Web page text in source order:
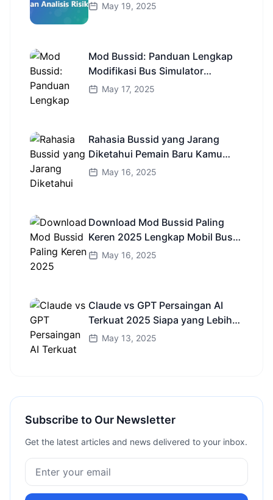
May 19, 2025
Mod Bussid: Panduan Lengkap
Modifikasi Bus Simulator
Indonesia
May 17, 2025
Rahasia Bussid yang Jarang
Diketahui Pemain Baru Kamu
Wajib Coba!
May 16, 2025
Download Mod Bussid Paling
Keren 2025 Lengkap Mobil Bus
dan Truk HD
May 16, 2025
Claude vs GPT Persaingan AI
Terkuat 2025 Siapa yang Lebih
Cerdas?
May 13, 2025
Subscribe to Our Newsletter
Get the latest articles and news delivered to your inbox.